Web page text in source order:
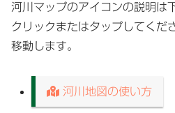
河川マップのアイコンの説明は
クリックまたはタップしてくだ
移動します。
河川地図の使い方